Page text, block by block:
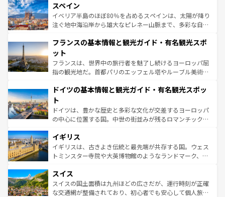
ろん、トスカーナの美しい田園風景やアマルフィ海岸の絶
景など、自然景観も見逃せない。観光の合間には、本場の
ピザやパスタなど、絶品のイタリア料理を堪能することも
ませてくれるイタリアで、忘れられない旅をしてみよう！
なお、新着のイタリア情報は
しい。
スペイン
イベリア半島のほぼ80％を占めるスペインは、太陽が降り
注ぐ地中海沿岸から雄大なピレネー山脈まで、多彩な自然
文化が根付くこの国では、情熱的なフラメンコ、熱気あふ
れる闘牛、そして美味しいタパスが生活の一部となってい
る。首都マドリードの洗練された雰囲気や、バルセロナの
アートに溢れた街角から、地方では古代ローマ遺跡や中世
せる。地方によって風土や気候が異なるスペインはその個
ンテンツ一覧 を参照してほしい。
フランスの基本情報と観光ガイド・有名観光スポ
ット
フランスは、世界中の旅行者を魅了し続けるヨーロッパ屈
指の観光地だ。首都パリのエッフェル塔やルーブル美術館
で、幅広い魅力が詰まっている。華麗な宮殿、歴史的な大
聖堂、美しいビーチ、そして豊かな自然が、訪れる者を心
から魅了する。また、フランスは美食の国としても知ら
れ、フランス料理はユネスコ無形文化遺産にも登録されて
香り高いラベンダー畑など、多彩な楽しみ方が可能だ。さ
らに、パリ以外の地域にも魅力が溢れており、どの街角に
も豊かな歴史と文化が息づいている。パリ以外の個性あふ
を参照してほしい。
ドイツの基本情報と観光ガイド・有名観光スポッ
ト
ドイツは、豊かな歴史と多彩な文化が交差するヨーロッパ
の中心に位置する国。中世の街並みが残るロマンチック街
顔を持つこの国は、どこを歩いても飽きることがない。ベ
ルリンの文化的活気、バイエルン州のアルプスの絶景、そ
してライン川沿いのワイン畑といった風景は必見。ビール
は、お酒好きな人にはぜひ体験してほしい。 なお、新着の
ドイツ情報はコンテンツ一覧を参照してほしい。
イギリス
イギリスは、古きよき伝統と最先端が共存する国。ウェス
トミンスター寺院や大英博物館のようなランドマーク、歴
リアごとに異なる魅力がある。また、優雅なアフタヌーン
ティー、ビール好きにはたまらない英国パブ、サッカー観
戦など、本場だからこそできる体験も豊富。イギリスを旅
スイス
スイスの国土面積は九州ほどの広さだが、運行時刻が正確
な交通網が整備されており、初心者でも安心して個人旅行